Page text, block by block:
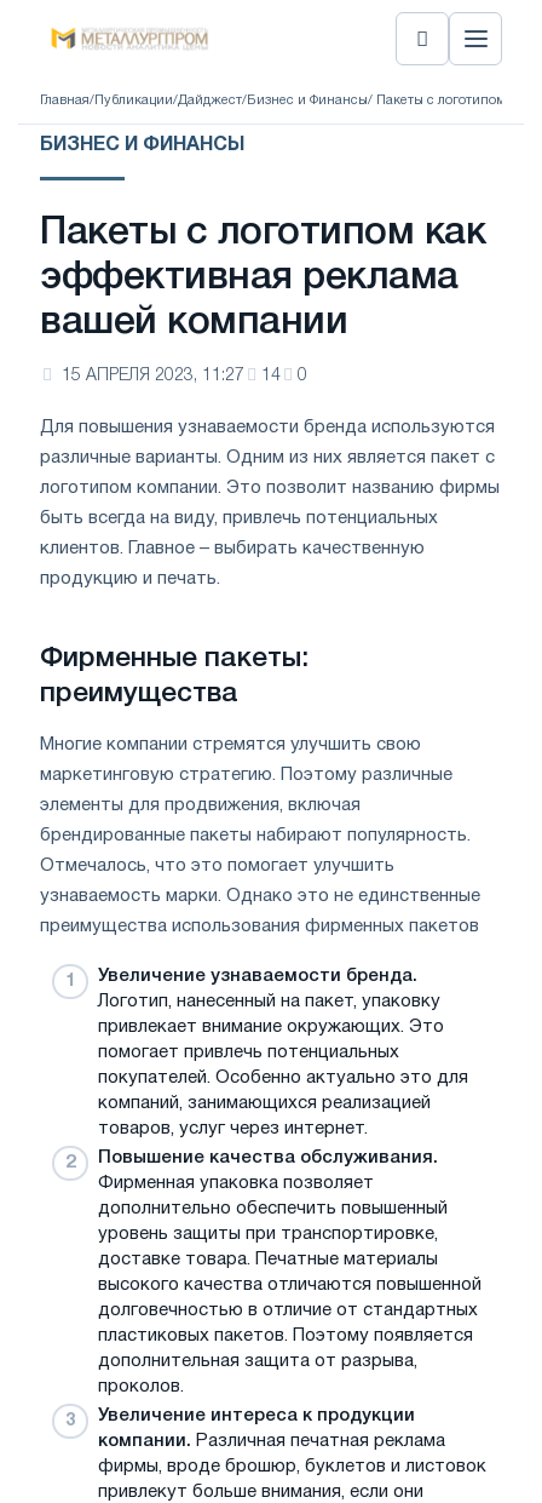
Главная/ Публикации/Дайджест/ Бизнес и Финансы/ Пакеты с логотипом как
БИЗНЕС И ФИНАНСЫ
Пакеты с логотипом как
эффективная реклама
вашей компании
15 АПРЕЛЯ 2023, 11:27 14 0
Для повышения узнаваемости бренда используются
различные варианты. Одним из них является пакет с
логотипом компании. Это позволит названию фирмы
быть всегда на виду, привлечь потенциальных
клиентов. Главное – выбирать качественную
продукцию и печать.
Фирменные пакеты:
преимущества
Многие компании стремятся улучшить свою
маркетинговую стратегию. Поэтому различные
элементы для продвижения, включая
брендированные пакеты набирают популярность.
Отмечалось, что это помогает улучшить
узнаваемость марки. Однако это не единственные
преимущества использования фирменных пакетов
Увеличение узнаваемости бренда.
Логотип, нанесенный на пакет, упаковку
привлекает внимание окружающих. Это
помогает привлечь потенциальных
покупателей. Особенно актуально это для
компаний, занимающихся реализацией
товаров, услуг через интернет.
Повышение качества обслуживания.
Фирменная упаковка позволяет
дополнительно обеспечить повышенный
уровень защиты при транспортировке,
доставке товара. Печатные материалы
высокого качества отличаются повышенной
долговечностью в отличие от стандартных
пластиковых пакетов. Поэтому появляется
дополнительная защита от разрыва,
проколов.
Увеличение интереса к продукции
компании. Различная печатная реклама
фирмы, вроде брошюр, буклетов и листовок
привлекут больше внимания, если они